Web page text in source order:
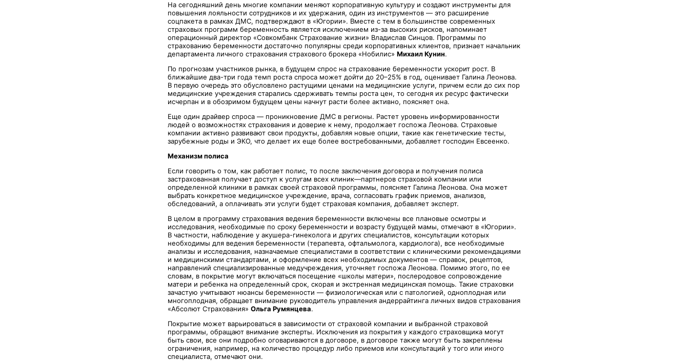
На сегодняшний день многие компании меняют корпоративную культуру и создают инструменты для
повышения лояльности сотрудников и их удержания, один из инструментов — это расширение
соцпакета в рамках ДМС, подтверждают в «Югории». Вместе с тем в большинстве современных
страховых программ беременность является исключением из-за высоких рисков, напоминает
операционный директор «Совкомбанк Страхование жизни» Владислав Синцов. Программы по
страхованию беременности достаточно популярны среди корпоративных клиентов, признает начальник
департамента личного страхования страхового брокера «Нобилис» Михаил Кунин.
По прогнозам участников рынка, в будущем спрос на страхование беременности ускорит рост. В
ближайшие два-три года темп роста спроса может дойти до 20–25% в год, оценивает Галина Леонова.
В первую очередь это обусловлено растущими ценами на медицинские услуги, причем если до сих пор
медицинские учреждения старались сдерживать темпы роста цен, то сегодня их ресурс фактически
исчерпан и в обозримом будущем цены начнут расти более активно, поясняет она.
Еще один драйвер спроса — проникновение ДМС в регионы. Растет уровень информированности
людей о возможностях страхования и доверие к нему, продолжает госпожа Леонова. Страховые
компании активно развивают свои продукты, добавляя новые опции, такие как генетические тесты,
зарубежные роды и ЭКО, что делает их еще более востребованными, добавляет господин Евсеенко.
Механизм полиса
Если говорить о том, как работает полис, то после заключения договора и получения полиса
застрахованная получает доступ к услугам всех клиник—партнеров страховой компании или
определенной клиники в рамках своей страховой программы, поясняет Галина Леонова. Она может
выбрать конкретное медицинское учреждение, врача, согласовать график приемов, анализов,
обследований, а оплачивать эти услуги будет страховая компания, добавляет эксперт.
В целом в программу страхования ведения беременности включены все плановые осмотры и
исследования, необходимые по сроку беременности и возрасту будущей мамы, отмечают в «Югории».
В частности, наблюдение у акушера-гинеколога и других специалистов, консультации которых
необходимы для ведения беременности (терапевта, офтальмолога, кардиолога), все необходимые
анализы и исследования, назначаемые специалистами в соответствии с клиническими рекомендациями
и медицинскими стандартами, и оформление всех необходимых документов — справок, рецептов,
направлений специализированные медучреждения, уточняет госпожа Леонова. Помимо этого, по ее
словам, в покрытие могут включаться посещение «школы матери», послеродовое сопровождение
матери и ребенка на определенный срок, скорая и экстренная медицинская помощь. Такие страховки
зачастую учитывают нюансы беременности — физиологическая или с патологией, одноплодная или
многоплодная, обращает внимание руководитель управления андеррайтинга личных видов страхования
«Абсолют Страхования» Ольга Румянцева.
Покрытие может варьироваться в зависимости от страховой компании и выбранной страховой
программы, обращают внимание эксперты. Исключения из покрытия у каждого страховщика могут
быть свои, все они подробно оговариваются в договоре, в договоре также могут быть закреплены
ограничения, например, на количество процедур либо приемов или консультаций у того или иного
специалиста, отмечают они.